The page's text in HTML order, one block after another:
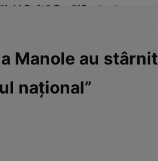
Poftă Bună!Contact
Manole au stârnit
național”